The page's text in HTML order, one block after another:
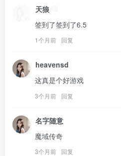
天狼
签到了签到了6.5
1个月前 回复
heavensd
这真是个好游戏
3个月前 回复
名字随意
魔域传奇
3个月前 回复